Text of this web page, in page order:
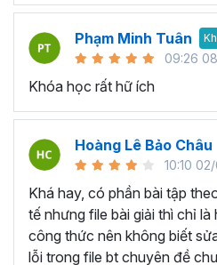
gian nào chỉ cần có thiết
nhiên, bạn sẽ cần tốn thời
các bài giảng dạy về
giảng phân tán không
sẽ là 1 giải pháp giúp bạn
bạc.
Học qua sách hướng
có nhiều loại sách giúp
nhà như Hướng dẫn sử
học, Excel ứng dụng văn
cao,... với cách học này
Phạm Minh Tuân
09:26
Khóa học rất hữ ích
Hoàng Lê Bảo Châu
10:10
Khá hay, có phần bài tập
tế nhưng file bài giải thì chỉ là
công thức nên không biết
lỗi trong file bt chuyên đề